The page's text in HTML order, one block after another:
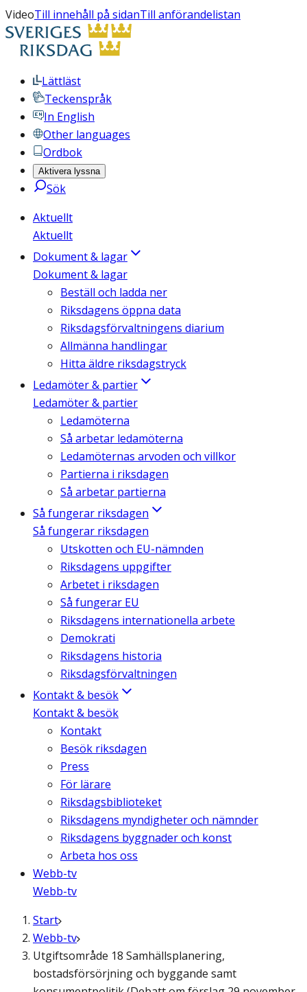
VideoTill innehåll på sidanTill anförandelistan
Lättläst
Teckenspråk
In English
Other languages
Ordbok
Aktivera lyssna
Sök
Aktuellt
Aktuellt
Dokument & lagar
Dokument & lagar
Beställ och ladda ner
Riksdagens öppna data
Riksdagsförvaltningens diarium
Allmänna handlingar
Hitta äldre riksdagstryck
Ledamöter & partier
Ledamöter & partier
Ledamöterna
Så arbetar ledamöterna
Ledamöternas arvoden och villkor
Partierna i riksdagen
Så arbetar partierna
Så fungerar riksdagen
Så fungerar riksdagen
Utskotten och EU-nämnden
Riksdagens uppgifter
Arbetet i riksdagen
Så fungerar EU
Riksdagens internationella arbete
Demokrati
Riksdagens historia
Riksdagsförvaltningen
Kontakt & besök
Kontakt & besök
Kontakt
Besök riksdagen
Press
För lärare
Riksdagsbiblioteket
Riksdagens myndigheter och nämnder
Riksdagens byggnader och konst
Arbeta hos oss
Webb-tv
Webb-tv
Start
Webb-tv
Utgiftsområde 18 Samhällsplanering,
bostadsförsörjning och byggande samt